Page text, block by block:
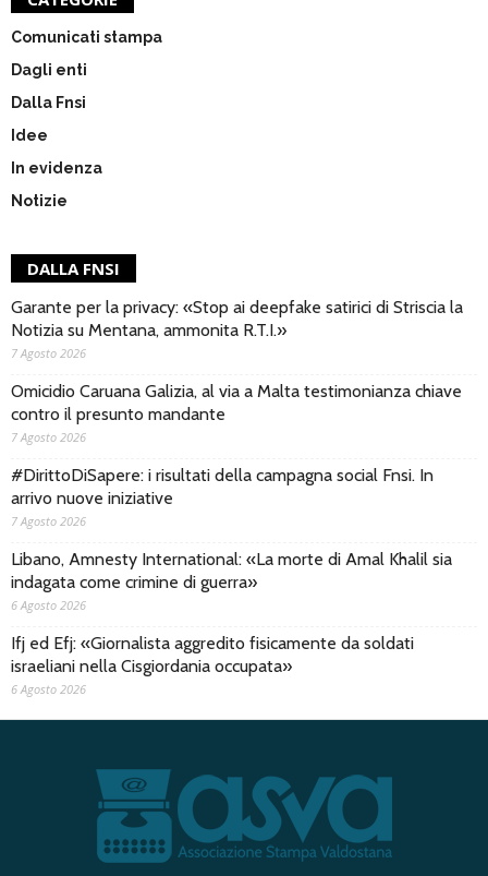
Comunicati stampa
Dagli enti
Dalla Fnsi
Idee
In evidenza
Notizie
DALLA FNSI
Garante per la privacy: «Stop ai deepfake satirici di Striscia la
Notizia su Mentana, ammonita R.T.I.»
7 Agosto 2026
Omicidio Caruana Galizia, al via a Malta testimonianza chiave
contro il presunto mandante
7 Agosto 2026
#DirittoDiSapere: i risultati della campagna social Fnsi. In
arrivo nuove iniziative
7 Agosto 2026
Libano, Amnesty International: «La morte di Amal Khalil sia
indagata come crimine di guerra»
6 Agosto 2026
Ifj ed Efj: «Giornalista aggredito fisicamente da soldati
israeliani nella Cisgiordania occupata»
6 Agosto 2026